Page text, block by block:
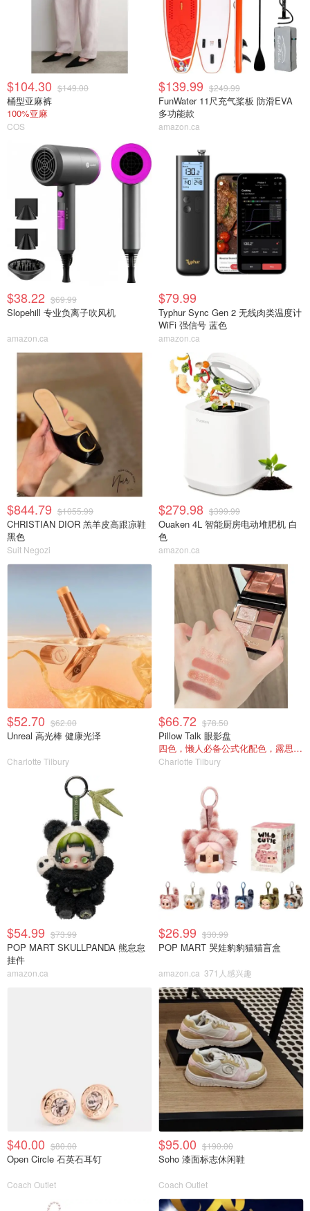
$104.30 $149.00
桶型亚麻裤
100%亚麻
COS
$139.99 $249.99
FunWater 11尺充气桨板 防滑EVA
多功能款
amazon.ca
$38.22 $69.99
Slopehill 专业负离子吹风机
amazon.ca
$79.99
Typhur Sync Gen 2 无线肉类温度计
WiFi 强信号 蓝色
amazon.ca
$844.79 $1055.99
CHRISTIAN DIOR 羔羊皮高跟凉鞋
黑色
Suit Negozi
$279.98 $399.99
Ouaken 4L 智能厨房电动堆肥机 白
色
amazon.ca
$52.70 $62.00
Unreal 高光棒 健康光泽
Charlotte Tilbury
$66.72 $78.50
Pillow Talk 眼影盘
四色，懒人必备公式化配色，露思超爱！
Charlotte Tilbury
$54.99 $73.99
POP MART SKULLPANDA 熊怠怠
挂件
amazon.ca
$26.99 $30.99
POP MART 哭娃豹豹猫猫盲盒
amazon.ca 371人感兴趣
$40.00 $80.00
Open Circle 石英石耳钉
Coach Outlet
$95.00 $190.00
Soho 漆面标志休闲鞋
Coach Outlet